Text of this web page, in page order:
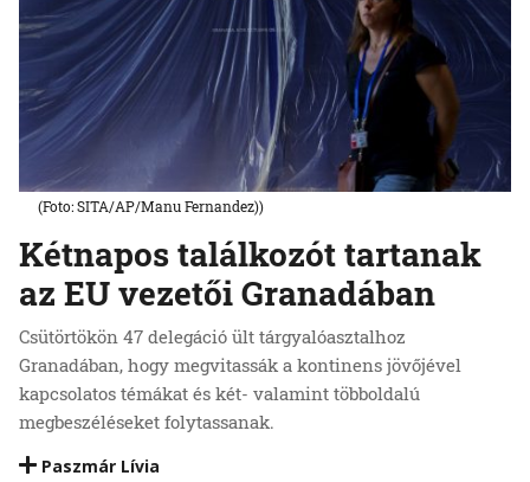
Kétnapos találkozót tartanak
az EU vezetői Granadában
Csütörtökön 47 delegáció ült tárgyalóasztalhoz
Granadában, hogy megvitassák a kontinens jövőjével
kapcsolatos témákat és két- valamint többoldalú
megbeszéléseket folytassanak.
Paszmár Lívia
(Foto: SITA/AP/Manu Fernandez))